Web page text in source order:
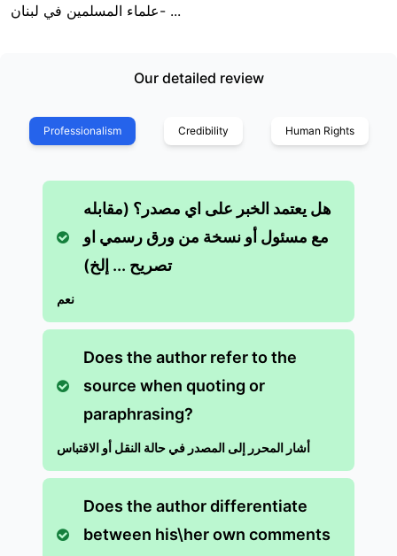
علماء المسلمين في لبنان- ...
Our detailed review
Professionalism Credibility Human Rights
هل يعتمد الخبر على اي مصدر؟ (مقابله
مع مسئول أو نسخة من ورق رسمي او
تصريح ... إلخ)
نعم
Does the author refer to the
source when quoting or
paraphrasing?
أشار المحرر إلى المصدر في حالة النقل أو الاقتباس
Does the author differentiate
between his\her own comments